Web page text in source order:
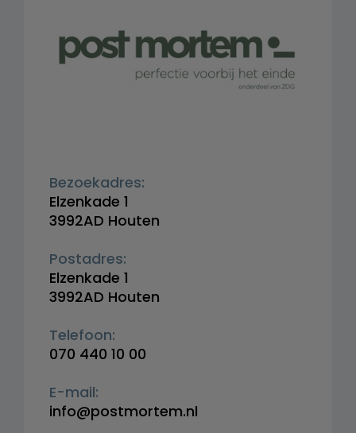
Bezoekadres:
Elzenkade 1
3992AD Houten
Postadres:
Elzenkade 1
3992AD Houten
Telefoon:
070 440 10 00
E-mail:
info@postmortem.nl